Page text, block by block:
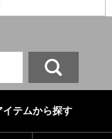
イテムから探す